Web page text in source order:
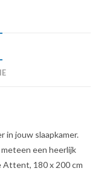
jouw slaapkamer.
een heerlijk
Attent, 180 x 200 cm